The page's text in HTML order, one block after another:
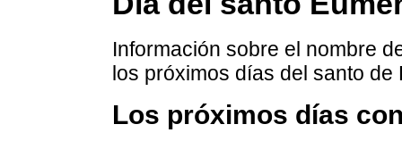
Información sobre el nombre
los próximos días del santo de
Los próximos días